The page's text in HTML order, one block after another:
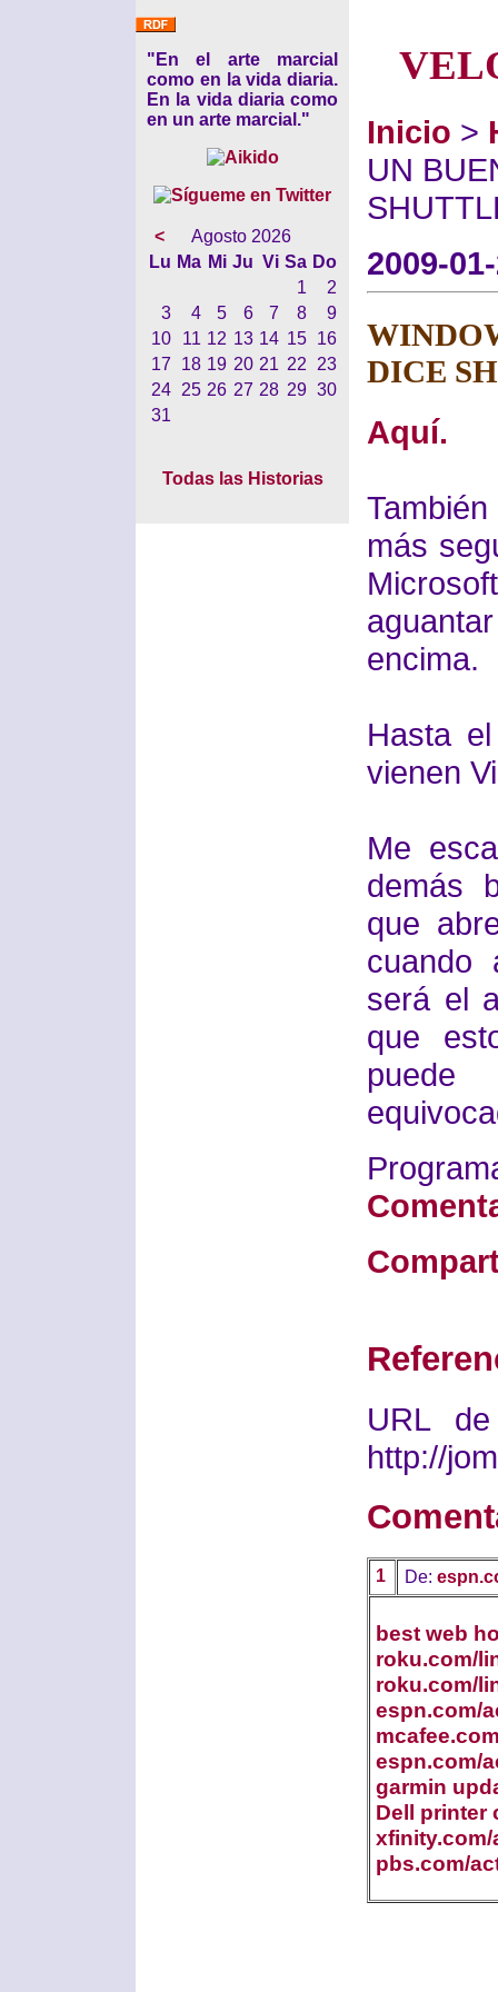
"En el arte marcial
como en la vida diaria.
En la vida diaria como
en un arte marcial."
<
Agosto 2026
Lu Ma Mi Ju Vi Sa Do
1
2
3
4 5 6 7 8
9
10
11 12 13 14 15
16
17
18 19 20 21 22
23
24
25 26 27 28 29 30
31
Todas las Historias
Inicio >
UN
2009-
DICE
Aquí.
más
encima.
Hasta
vienen
Me
demás
que
cuando
será el
que
URL
http://
1 De:
best web
roku.com/
roku.com/
espn.com/
espn.com/
garmin
Dell printer
xfinity.com/
pbs.com/